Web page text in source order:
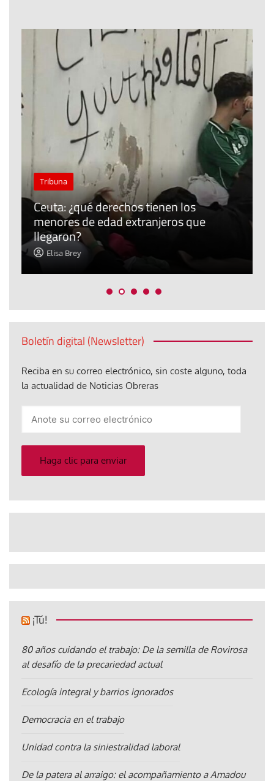
Tribuna
Ceuta: ¿qué derechos tienen los
menores de edad extranjeros que
llegaron?
Elisa Brey
Boletín digital (Newsletter)
Reciba en su correo electrónico, sin coste alguno, toda
la actualidad de Noticias Obreras
electrónico
Haga clic para enviar
¡Tú!
80 años cuidando el trabajo: De la semilla de Rovirosa
al desafío de la precariedad actual
Ecología integral y barrios ignorados
Democracia en el trabajo
Unidad contra la siniestralidad laboral
De la patera al arraigo: el acompañamiento a Amadou